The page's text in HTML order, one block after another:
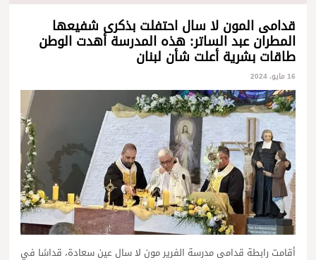
قدامى المون لا سال احتفلت بذكرى شفيعها
المطران عبد الساتر: هذه المدرسة أهدت الوطن
طاقات بشرية أعلت شأن لبنان
16 مايو، 2024
أقامت رابطة قدامى مدرسة الفرير مون لا سال عين سعادة، قداسًا في